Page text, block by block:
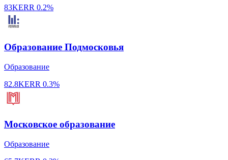
83KERR 0.2%
Образование Подмосковья
Образование
82.8KERR 0.3%
Московское образование
Образование